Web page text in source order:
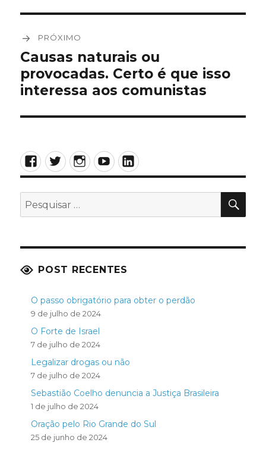
PRÓXIMO
Próximo
post:
Causas naturais ou
provocadas. Certo é que isso
interessa aos comunistas
Facebook
TwitterInstagram
YouTubeLinkedIn
Pesquisar
POST RECENTES
O passo obrigatório para obter o perdão
9 de julho de 2024
O Forte de Israel
7 de julho de 2024
Legalizar drogas ou não
7 de julho de 2024
Sebastião Coelho denuncia a Justiça Brasileira
1 de julho de 2024
Oração pelo Rio Grande do Sul
25 de junho de 2024